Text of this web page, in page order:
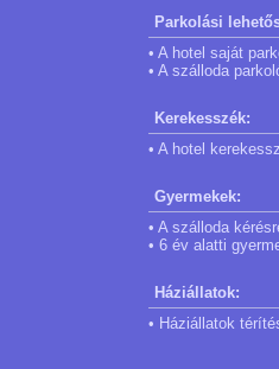
Parkolási
• A hotel saját
• A szálloda
Kerekesszék:
• A hotel
Gyermekek:
• A szálloda
• 6 év alatti
Háziállatok:
• Háziállatok